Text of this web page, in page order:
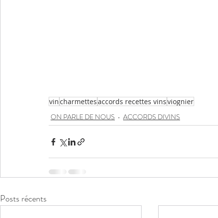
vincharmettesaccords recettes vinsviognier
ON PARLE DE NOUS ACCORDS DIVINS
Posts récents